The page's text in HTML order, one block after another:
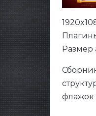
Размер
флажок